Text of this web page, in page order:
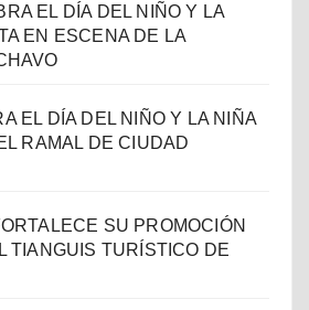
EL DÍA DEL NIÑO Y LA
EN ESCENA DE LA
EL DÍA DEL NIÑO Y LA NIÑA
RAMAL DE CIUDAD
SU PROMOCIÓN
TIANGUIS TURÍSTICO DE